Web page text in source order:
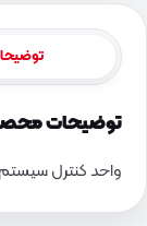
توضیحات
واحد کنترل